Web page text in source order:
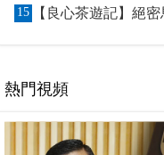
15 【良心茶遊記】絕
熱門視頻